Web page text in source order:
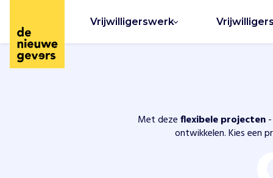
Vrijwilligerswerk
Met dezeflexibele projecten-
ontwikkelen. Kies een